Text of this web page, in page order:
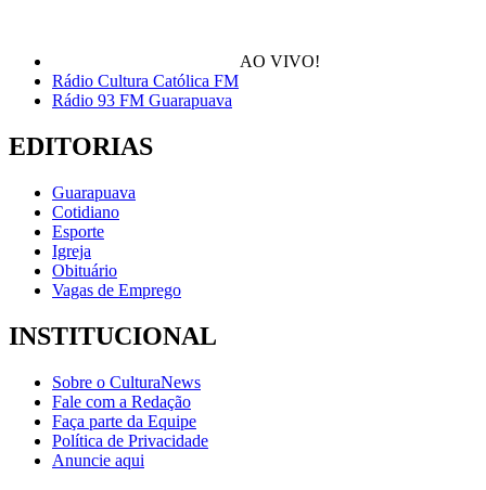
AO VIVO!
Rádio Cultura Católica FM
Rádio 93 FM Guarapuava
EDITORIAS
Guarapuava
Cotidiano
Esporte
Igreja
Obituário
Vagas de Emprego
INSTITUCIONAL
Sobre o CulturaNews
Fale com a Redação
Faça parte da Equipe
Política de Privacidade
Anuncie aqui